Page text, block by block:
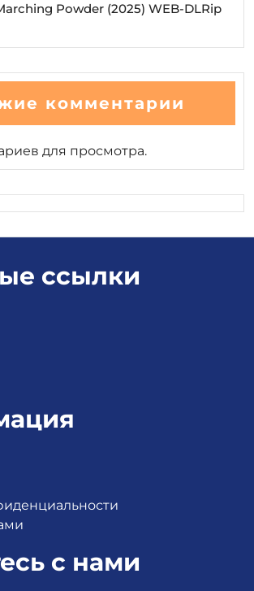
Powder (2025) WEB-DLRip
комментарии
для просмотра.
ссылки
с нами